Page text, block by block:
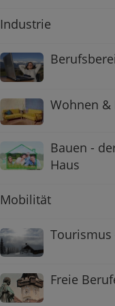
Industrie
Wohnen &
Bauen -
Haus
Mobilität
Tourismus
Freie